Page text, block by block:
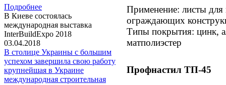
Подробнее
В Киеве состоялась
международная выставка
InterBuildExpo 2018
03.04.2018
В столице Украины с большим
успехом завершила свою работу
крупнейшая в Украине
международная строительная
Применение: листы для
ограждающих
Типы покрытия: цинк,
матполиэстер
Профнастил ТП-45